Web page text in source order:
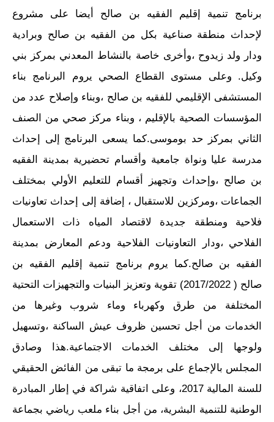
برنامج تنمية إقليم الفقيه بن صالح أيضا على مشروع
لإحداث منطقة صناعية بكل من الفقيه بن صالح وبرادية
ودار ولد زيدوح ،وأخرى خاصة بالنشاط المعدني بمركز بني
وكيل. وعلى مستوى القطاع الصحي يروم البرنامج بناء
المستشفى الإقليمي للفقيه بن صالح ،وبناء وإصلاح عدد من
المؤسسات الصحية بالإقليم ، وبناء مركز صحي من الصنف
الثاني بمركز حد بوموسى.كما يسعى البرنامج إلى إحداث
مدرسة عليا ونواة جامعية وأقسام تحضيرية بمدينة الفقيه
بن صالح ،وإحداث وتجهيز أقسام للتعليم الأولي بمختلف
الجماعات ،ومركزين للاستقبال ، إضافة إلى إحداث تعاونيات
فلاحية ومنطقة جديدة لاقتصاد المياه ذات الاستعمال
الفلاحي ،ودار التعاونيات الفلاحية ودعم المعارض بمدينة
الفقيه بن صالح.كما يروم برنامج تنمية إقليم الفقيه بن
صالح ( 2017/2022) تقوية وتعزيز البنيات والتجهيزات التحتية
المختلفة من طرق وكهرباء وماء شروب وغيرها من
الخدمات من أجل تحسين ظروف عيش الساكنة ،وتسهيل
ولوجها إلى مختلف الخدمات الاجتماعية.هذا وصادق
المجلس بالإجماع على برمجة ما تبقى من الفائض الحقيقي
للسنة المالية 2017، وعلى اتفاقية شراكة في إطار المبادرة
الوطنية للتنمية البشرية، من أجل بناء ملعب رياضي بجماعة